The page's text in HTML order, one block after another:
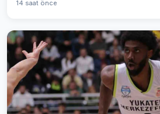
14 saat önce